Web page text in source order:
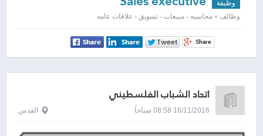
وظيفة
وظائف » محاسبه - مبيعات - تسويق - علاقات عامه
اتحاد الشباب الفلسطيني
16/11/2016 08:58 صباحاً القدس